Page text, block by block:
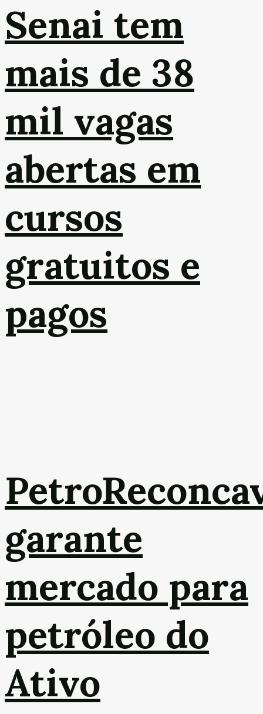
Senai tem
mais de 38
mil vagas
abertas em
cursos
gratuitos e
pagos
garante
mercado para
petróleo do
Ativo